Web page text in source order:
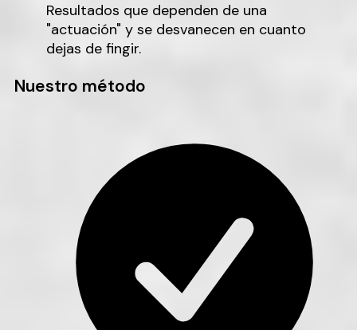
Resultados que dependen de una
"actuación" y se desvanecen en cuanto
dejas de fingir.
Nuestro método